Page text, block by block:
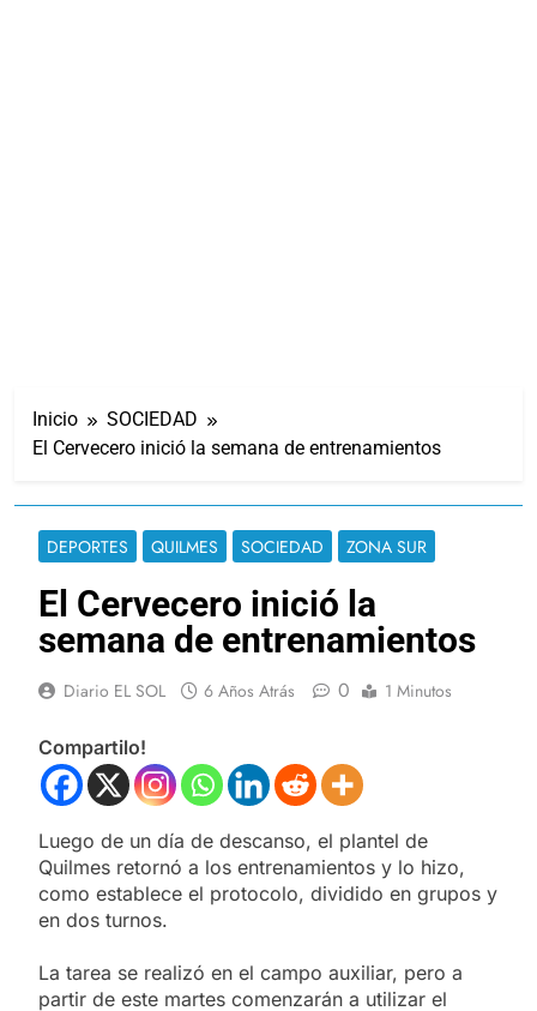
Inicio
SOCIEDAD
El Cervecero inició la semana de entrenamientos
DEPORTES QUILMES SOCIEDAD ZONA SUR
El Cervecero inició la
semana de entrenamientos
Diario EL SOL 6 Años Atrás 0 1 Minutos
Compartilo!
Luego de un día de descanso, el plantel de
Quilmes retornó a los entrenamientos y lo hizo,
como establece el protocolo, dividido en grupos y
en dos turnos.
La tarea se realizó en el campo auxiliar, pero a
partir de este martes comenzarán a utilizar el